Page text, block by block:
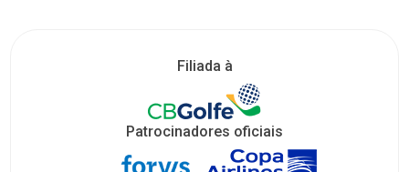
Filiada à
Patrocinadores oficiais